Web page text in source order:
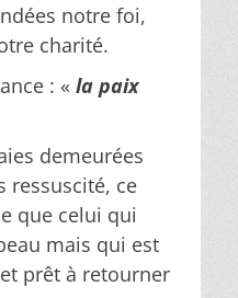
notre foi,
charité.
: « la paix
demeurées
ressuscité, ce
que celui qui
mais qui est
prêt à retourner